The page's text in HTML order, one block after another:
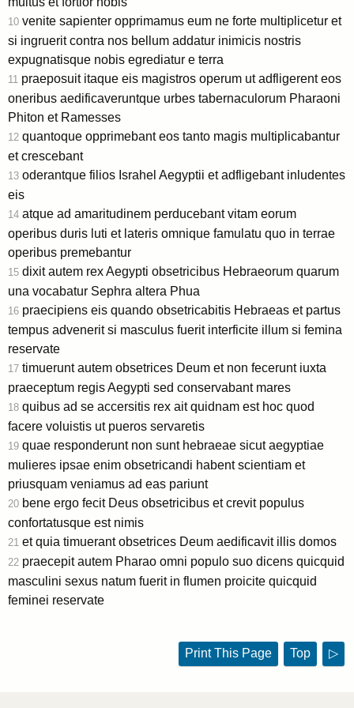
10 venite sapienter opprimamus eum ne forte multiplicetur et
si ingruerit contra nos bellum addatur inimicis nostris
expugnatisque nobis egrediatur e terra
11 praeposuit itaque eis magistros operum ut adfligerent eos
oneribus aedificaveruntque urbes tabernaculorum Pharaoni
Phiton et Ramesses
12 quantoque opprimebant eos tanto magis multiplicabantur
et crescebant
13 oderantque filios Israhel Aegyptii et adfligebant inludentes
eis
14 atque ad amaritudinem perducebant vitam eorum
operibus duris luti et lateris omnique famulatu quo in terrae
operibus premebantur
15 dixit autem rex Aegypti obsetricibus Hebraeorum quarum
una vocabatur Sephra altera Phua
16 praecipiens eis quando obsetricabitis Hebraeas et partus
tempus advenerit si masculus fuerit interficite illum si femina
reservate
17 timuerunt autem obsetrices Deum et non fecerunt iuxta
praeceptum regis Aegypti sed conservabant mares
18 quibus ad se accersitis rex ait quidnam est hoc quod
facere voluistis ut pueros servaretis
19 quae responderunt non sunt hebraeae sicut aegyptiae
mulieres ipsae enim obsetricandi habent scientiam et
priusquam veniamus ad eas pariunt
20 bene ergo fecit Deus obsetricibus et crevit populus
confortatusque est nimis
21 et quia timuerant obsetrices Deum aedificavit illis domos
22 praecepit autem Pharao omni populo suo dicens quicquid
masculini sexus natum fuerit in flumen proicite quicquid
feminei reservate
Print This Page Top ▷